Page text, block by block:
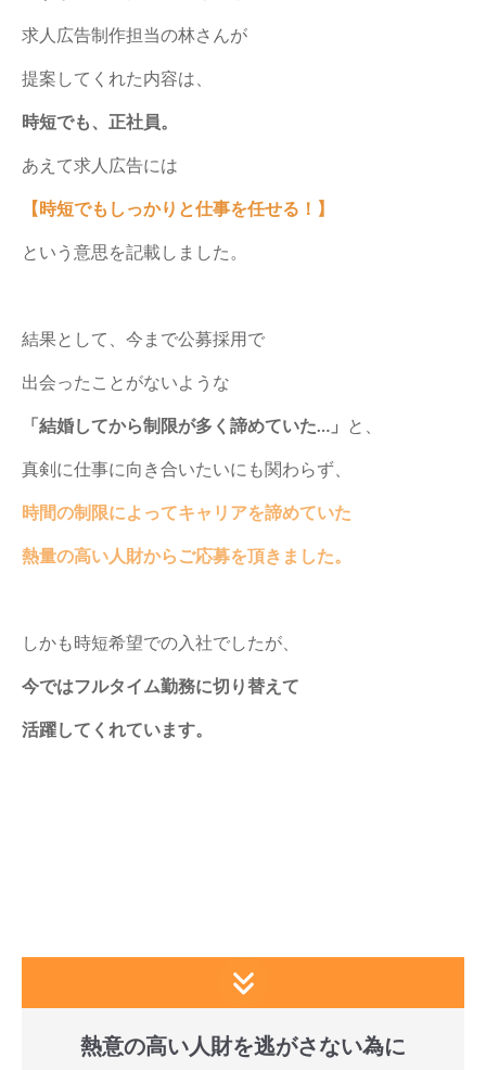
求人広告制作担当の林さんが
提案してくれた内容は、
時短でも、正社員。
あえて求人広告には
【時短でもしっかりと仕事を任せる！】
という意思を記載しました。
結果として、今まで公募採用で
出会ったことがないような
「結婚してから制限が多く諦めていた…」 と、
真剣に仕事に向き合いたいにも関わらず、
時間の制限によってキャリアを諦めていた
熱量の高い人財から ご応募を頂きました。
しかも時短希望での入社でしたが、
今ではフルタイム勤務に切り替えて
活躍してくれています。
熱意の高い人財を逃がさない為に